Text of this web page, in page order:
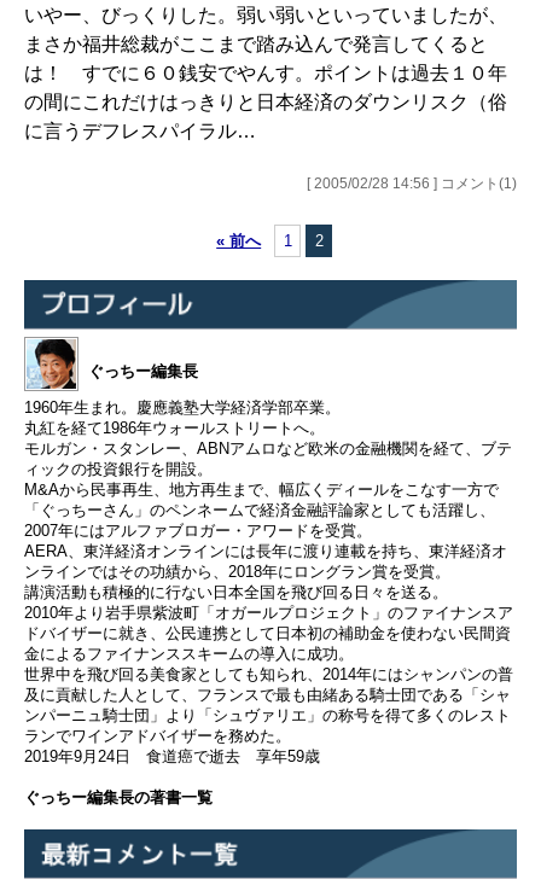
いやー、びっくりした。弱い弱いといっていましたが、
まさか福井総裁がここまで踏み込んで発言してくると
は！ すでに６０銭安でやんす。ポイントは過去１０年
の間にこれだけはっきりと日本経済のダウンリスク（俗
に言うデフレスパイラル…
[ 2005/02/28 14:56 ] コメント(1)
« 前へ 1 2
ぐっちー編集長
1960年生まれ。慶應義塾大学経済学部卒業。
丸紅を経て1986年ウォールストリートへ。
モルガン・スタンレー、ABNアムロなど欧米の金融機関を経て、ブテ
ィックの投資銀行を開設。
M&Aから民事再生、地方再生まで、幅広くディールをこなす一方で
「ぐっちーさん」のペンネームで経済金融評論家としても活躍し、
2007年にはアルファブロガー・アワードを受賞。
AERA、東洋経済オンラインには長年に渡り連載を持ち、東洋経済オ
ンラインではその功績から、2018年にロングラン賞を受賞。
講演活動も積極的に行ない日本全国を飛び回る日々を送る。
2010年より岩手県紫波町「オガールプロジェクト」のファイナンスア
ドバイザーに就き、公民連携として日本初の補助金を使わない民間資
金によるファイナンススキームの導入に成功。
世界中を飛び回る美食家としても知られ、2014年にはシャンパンの普
及に貢献した人として、フランスで最も由緒ある騎士団である「シャ
ンパーニュ騎士団」より「シュヴァリエ」の称号を得て多くのレスト
ランでワインアドバイザーを務めた。
2019年9月24日 食道癌で逝去 享年59歳
ぐっちー編集長の著書一覧